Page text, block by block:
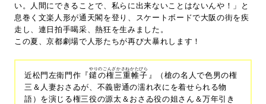
い。人間にできることで、私らに出来ないことはないんや！」と
息巻く文楽人形が通天閣を登り、スケートボードで大阪の街を疾
走し、連日拍手喝采、熱狂を生みました。
この夏、京都劇場で人形たちが再び大暴れします！
近松門左衛門作『鑓の権三重帷子
やりのごんざかさねかたびら
』（槍の名人で色男の権
三＆人妻おさゐが、不義密通の濡れ衣にを着せられる物
語）を演じる権三役の源太＆おさゐ役の姐さん＆万年引き